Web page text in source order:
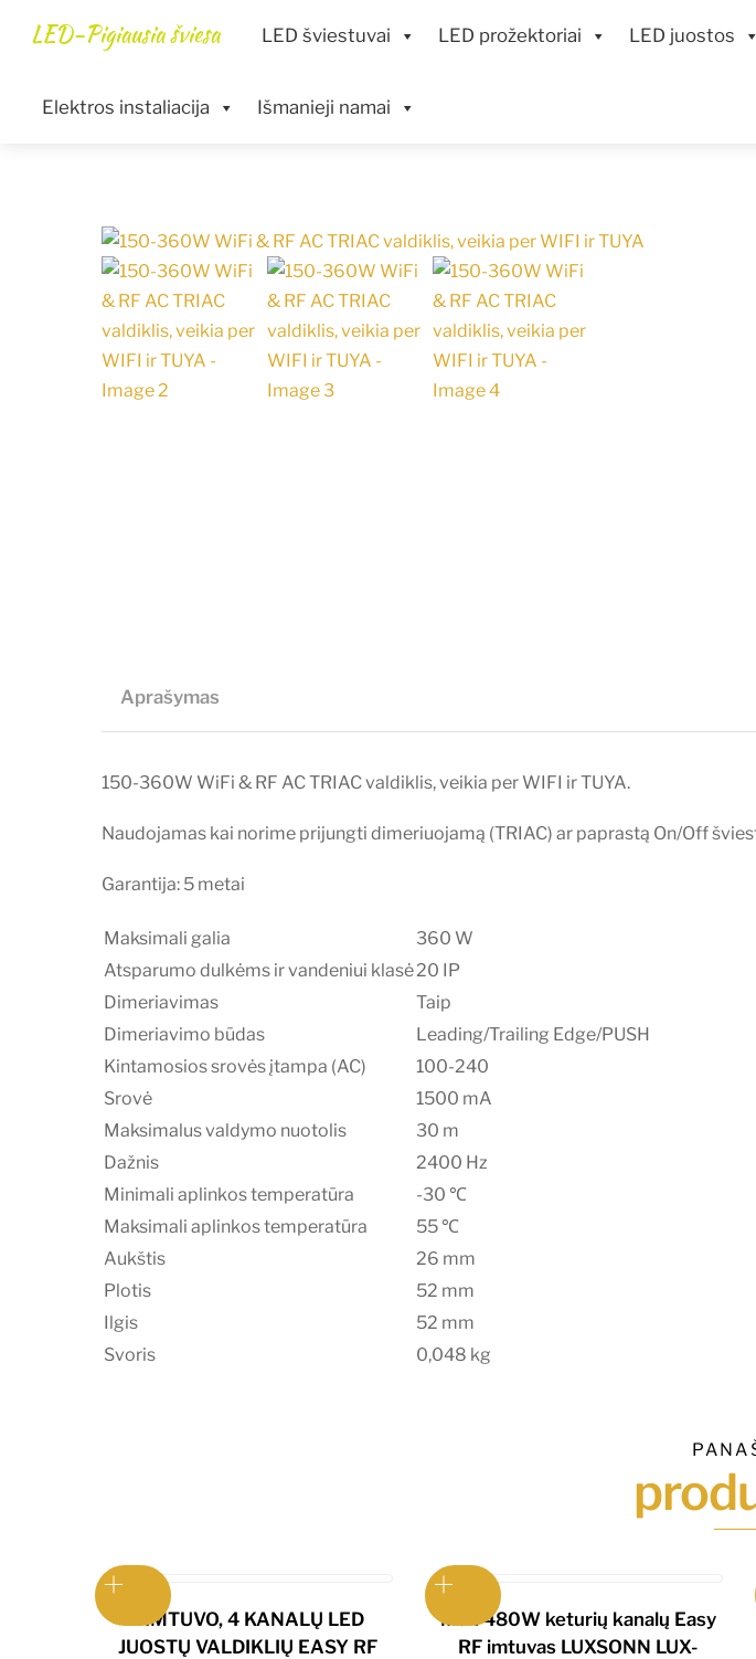
LED-Pigiausia šviesa LED šviestuvai LED prožektoriai LED juostos
Elektros instaliacija Išmanieji namai
Aprašymas
150-360W WiFi & RF AC TRIAC valdiklis, veikia per WIFI ir TUYA.
Naudojamas kai norime prijungti dimeriuojamą (TRIAC) ar paprastą On/Off
Garantija: 5 metai
Maksimali galia
360 W
Atsparumo dulkėms ir vandeniui klasė20 IP
Dimeriavimas
Taip
Dimeriavimo būdas
Leading/Trailing Edge/PUSH
Kintamosios srovės įtampa (AC)
100-240
Srovė
1500 mA
Maksimalus valdymo nuotolis
30 m
Dažnis
2400 Hz
Minimali aplinkos temperatūra
-30 ℃
Maksimali aplinkos temperatūra
55 ℃
Aukštis
26 mm
Plotis
52 mm
Ilgis
52 mm
Svoris
0,048 kg
1 IMTUVO, 4 KANALŲ LED
JUOSTŲ VALDIKLIŲ EASY RF
Max 480W keturių kanalų Easy
RF imtuvas LUXSONN LUX-